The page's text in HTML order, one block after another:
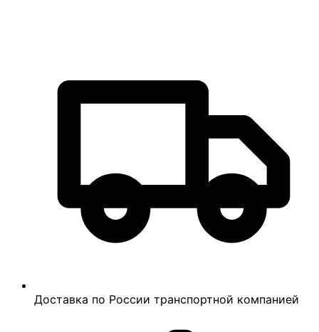
Доставка по России транспортной компанией